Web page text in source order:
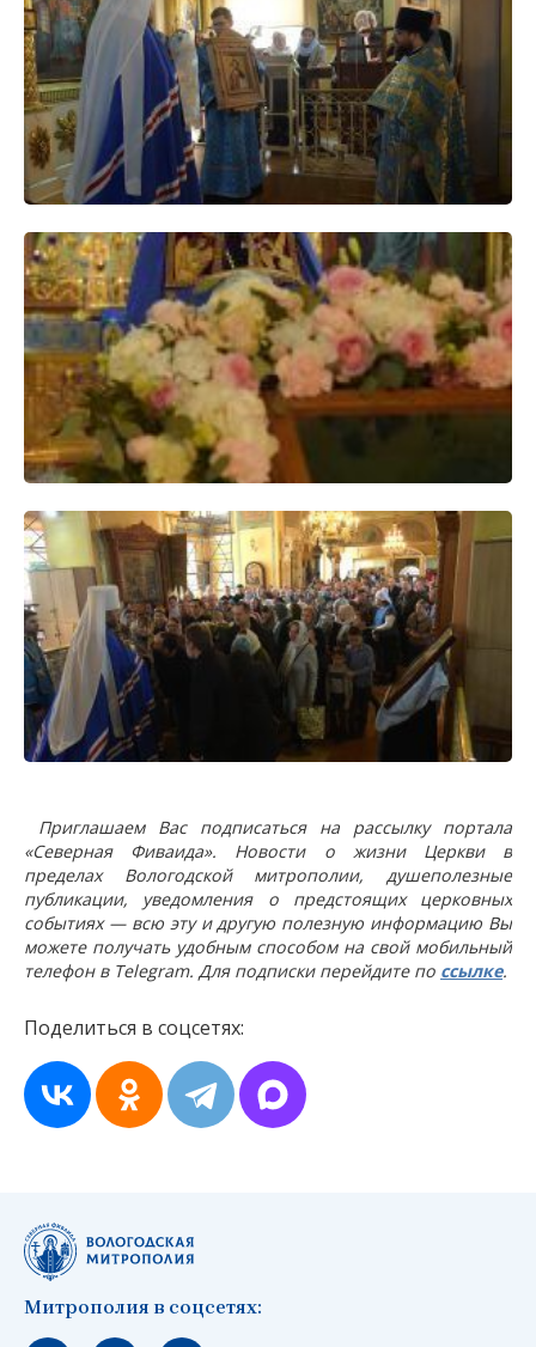
Приглашаем Вас подписаться на рассылку портала
«Северная Фиваида». Новости о жизни Церкви в
пределах Вологодской митрополии, душеполезные
публикации, уведомления о предстоящих церковных
событиях — всю эту и другую полезную информацию Вы
можете получать удобным способом на свой мобильный
телефон в Telegram. Для подписки перейдите по ссылке.
Поделиться в соцсетях:
Митрополия в соцсетях: